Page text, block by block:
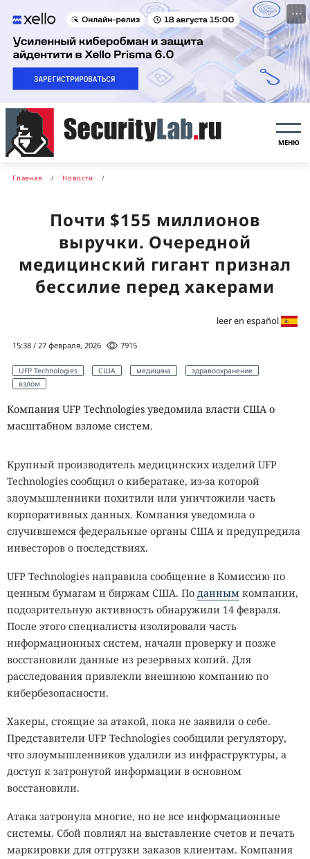
···
МЕНЮ
Главная Новости
Почти $155 миллионов
выручки. Очередной
медицинский гигант признал
бессилие перед хакерами
leer en español
15:38 / 27 февраля, 2026 7915
UFP Technologies США медицина
здравоохранение
взлом
Компания UFP Technologies уведомила власти США о
масштабном взломе систем.
Крупный производитель медицинских изделий UFP
Technologies сообщил о кибератаке, из-за которой
злоумышленники похитили или уничтожили часть
корпоративных данных. Компания уведомила о
случившемся федеральные органы США и предупредила
инвесторов о последствиях.
UFP Technologies направила сообщение в Комиссию по
ценным бумагам и биржам США. По данным компании,
подозрительную активность обнаружили 14 февраля.
После этого специалисты изолировали часть
информационных систем, начали проверку и позже
восстановили данные из резервных копий. Для
расследования привлекли внешнюю компанию по
кибербезопасности.
Хакеры, стоящие за атакой, пока не заявили о себе.
Представители UFP Technologies сообщили регулятору,
что злоумышленников удалили из инфраструктуры, а
доступ к затронутой информации в основном
восстановили.
Атака затронула многие, но не все информационные
системы. Сбой повлиял на выставление счетов и печать
маркировки для отгрузки заказов клиентам. Компания